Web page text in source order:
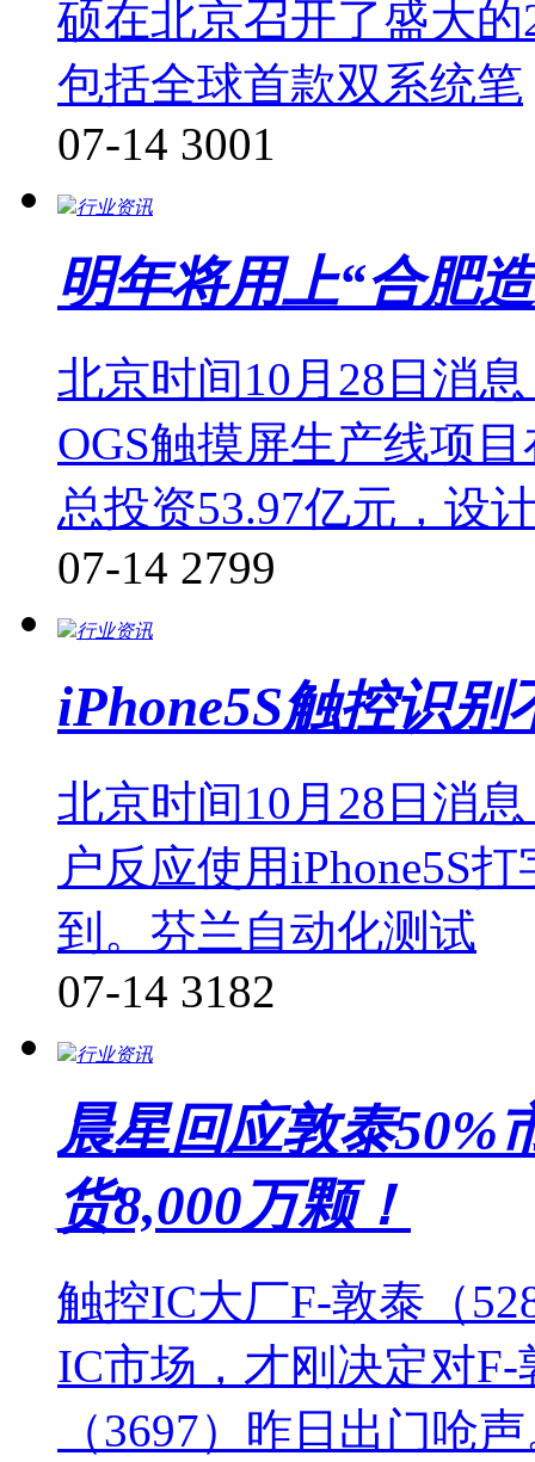
硕在北京召开了盛大
包括全球首款双系统笔
07-14 3001
行业资讯
明年将用上“合肥
北京时间10月28日消
OGS触摸屏生产线项
总投资53.97亿元，设
07-14 2799
行业资讯
iPhone5S触控识别
北京时间10月28日消
户反应使用iPhone5S
到。芬兰自动化测试
07-14 3182
行业资讯
晨星回应敦泰50%
货8,000万颗！
触控IC大厂F-敦泰（
IC市场，才刚决定对
（3697）昨日出门呛